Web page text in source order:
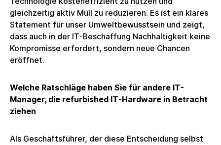
gleichzeitig aktiv Müll zu reduzieren. Es ist ein klares
Statement für unser Umweltbewusstsein und zeigt,
dass auch in der IT-Beschaffung Nachhaltigkeit keine
Kompromisse erfordert, sondern neue Chancen
eröffnet.
Welche Ratschläge haben Sie für andere IT-
Manager, die refurbished IT-Hardware in Betracht
ziehen
Als Geschäftsführer, der diese Entscheidung selbst